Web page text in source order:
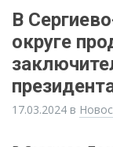
В
округе
17.03.2024 в